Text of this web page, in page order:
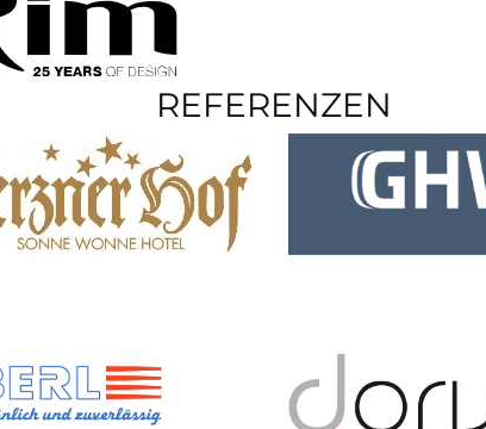
REFERENZEN